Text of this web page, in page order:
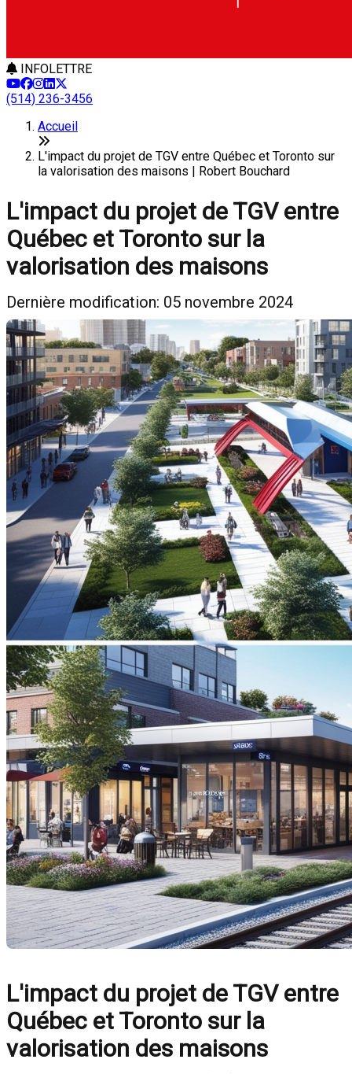
INFOLETTRE
(514) 236-3456
Accueil
L'impact du projet de TGV entre Québec et Toronto sur
la valorisation des maisons | Robert Bouchard
L'impact du projet de TGV entre
Québec et Toronto sur la
valorisation des maisons
Dernière modification: 05 novembre 2024
L'impact du projet de TGV entre
Québec et Toronto sur la
valorisation des maisons